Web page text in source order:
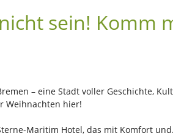
sein! Komm
– eine Stadt voller Geschichte,
Weihnachten hier!
Maritim Hotel, das mit Komfort